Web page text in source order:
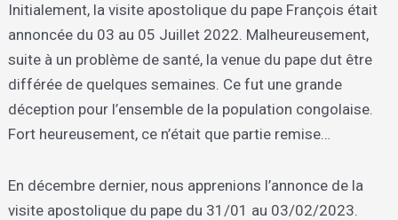
Initialement, la visite apostolique du pape François était
annoncée du 03 au 05 Juillet 2022. Malheureusement,
suite à un problème de santé, la venue du pape dut être
différée de quelques semaines. Ce fut une grande
déception pour l’ensemble de la population congolaise.
Fort heureusement, ce n’était que partie remise…
En décembre dernier, nous apprenions l’annonce de la
visite apostolique du pape du 31/01 au 03/02/2023.